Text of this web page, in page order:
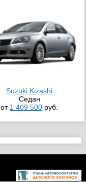
Suzuki Kizashi
Седан
от 1 409 500 руб.